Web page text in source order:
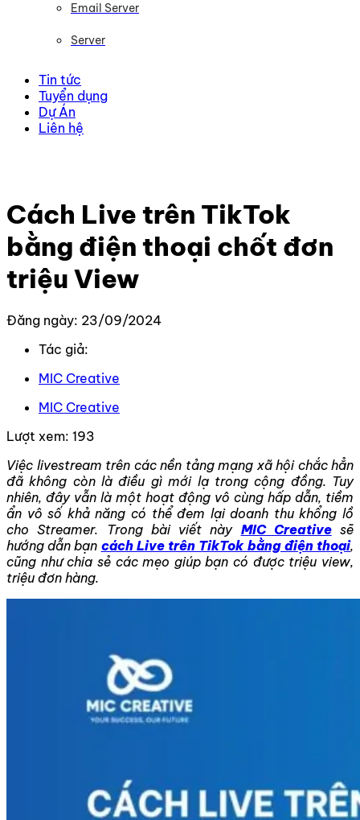
Email Server
Server
Tin tức
Tuyển dụng
Dự Án
Liên hệ
Cách Live trên TikTok
bằng điện thoại chốt đơn
triệu View
Đăng ngày: 23/09/2024
Tác giả:
MIC Creative
MIC Creative
Lượt xem: 193
Việc livestream trên các nền tảng mạng xã hội chắc hẳn
đã không còn là điều gì mới lạ trong cộng đồng. Tuy
nhiên, đây vẫn là một hoạt động vô cùng hấp dẫn, tiềm
ẩn vô số khả năng có thể đem lại doanh thu khổng lồ
cho Streamer. Trong bài viết này MIC Creativesẽ
hướng dẫn bạn cách Live trên TikTok bằng điện thoại,
cũng như chia sẻ các mẹo giúp bạn có được triệu view,
triệu đơn hàng.